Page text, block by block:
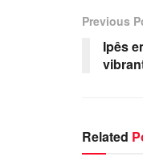
Previous
Ipês
Related